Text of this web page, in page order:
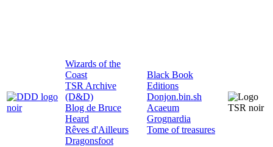
Wizards of the
Coast
TSR Archive
(D&D)
Blog de Bruce
Heard
Rêves d'Ailleurs
Dragonsfoot
Black Book
Editions
Donjon.bin.sh
Acaeum
Grognardia
Tome of treasures